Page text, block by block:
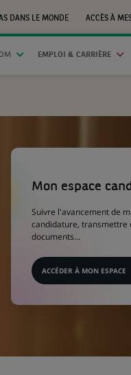
DANS LE MONDE
ACCÈS À
LIEN
DANS
UN
EMPLOI & CARRIÈRE
Mon espace
Suivre l'avancement de
candidature, transmettre
documents...
ACCÉDER À MON ESPACE
(Ce
s'ouvre
dans
nouvel
onglet)